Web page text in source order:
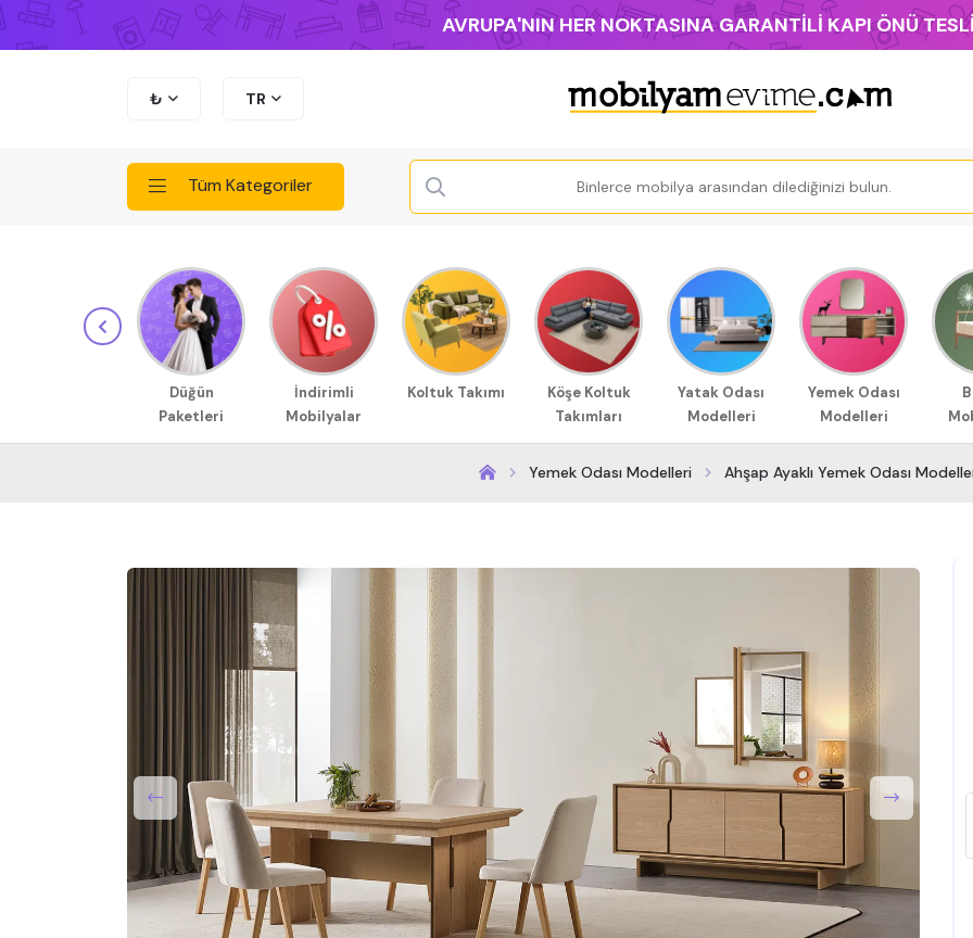
AVRUPA'NIN HER NOKTASINA GARANTİLİ KAPI ÖNÜ
₺ TR
Tüm Kategoriler
Düğün
Paketleri
İndirimli
Mobilyalar
Koltuk Takımı
Köşe Koltuk
Takımları
Yatak Odası
Modelleri
Yemek Odası
Modelleri
Yemek Odası Modelleri Ahşap Ayaklı Yemek Odası